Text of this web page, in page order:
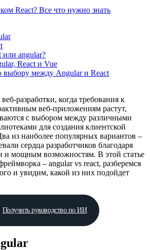
React? Все что нужно знать
или angular?
React и Vue
выбору между Angular и React
разработки, когда требования к
веб-приложениям растут,
с выбором между различными
для создания клиентской
из наиболее популярных вариантов –
сердца разработчиков благодаря
и мощным возможностям. В этой статье
– angular vs react, разберемся
и увидим, какой из них подойдет
Получить руководство по ИИ